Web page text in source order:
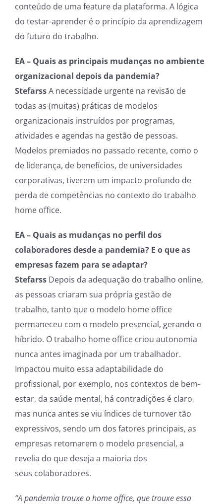
conteúdo de uma feature da plataforma. A lógica
do testar-aprender é o princípio da aprendizagem
do futuro do trabalho.
EA – Quais as principais mudanças no ambiente
organizacional depois da pandemia?
StefarssA necessidade urgente na revisão de
todas as (muitas) práticas de modelos
organizacionais instruídos por programas,
atividades e agendas na gestão de pessoas.
Modelos premiados no passado recente, como o
de liderança, de benefícios, de universidades
corporativas, tiverem um impacto profundo de
perda de competências no contexto do trabalho
home office.
EA – Quais as mudanças no perfil dos
colaboradores desde a pandemia? E o que as
empresas fazem para se adaptar?
Stefarss Depois da adequação do trabalho online,
as pessoas criaram sua própria gestão de
trabalho, tanto que o modelo home office
permaneceu com o modelo presencial, gerando o
híbrido. O trabalho home office criou autonomia
nunca antes imaginada por um trabalhador.
Impactou muito essa adaptabilidade do
profissional, por exemplo, nos contextos de bem-
estar, da saúde mental, há contradições é claro,
mas nunca antes se viu índices de turnover tão
expressivos, sendo um dos fatores principais, as
empresas retomarem o modelo presencial, a
revelia do que deseja a maioria dos
seus colaboradores.
“A pandemia trouxe o home office, que trouxe essa